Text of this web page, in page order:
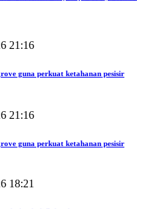
21:16
guna perkuat ketahanan pesisir
21:16
guna perkuat ketahanan pesisir
18:21